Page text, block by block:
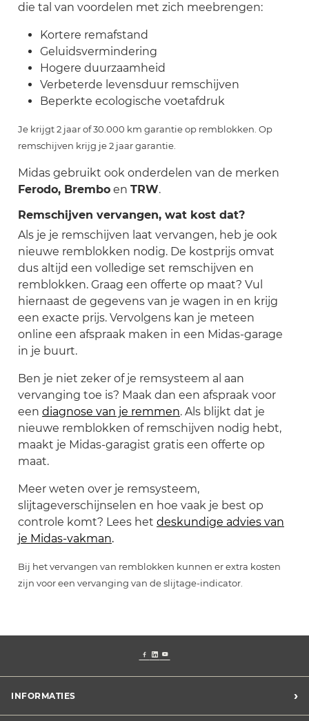
die tal van voordelen met zich meebrengen:
Kortere remafstand
Geluidsvermindering
Hogere duurzaamheid
Verbeterde levensduur remschijven
Beperkte ecologische voetafdruk
Je krijgt 2 jaar of 30.000 km garantie op remblokken. Op
remschijven krijg je 2 jaar garantie.
Midas gebruikt ook onderdelen van de merken
Ferodo, Brembo en TRW.
Remschijven vervangen, wat kost dat?
Als je je remschijven laat vervangen, heb je ook
nieuwe remblokken nodig. De kostprijs omvat
dus altijd een volledige set remschijven en
remblokken. Graag een offerte op maat? Vul
hiernaast de gegevens van je wagen in en krijg
een exacte prijs. Vervolgens kan je meteen
online een afspraak maken in een Midas-garage
in je buurt.
Ben je niet zeker of je remsysteem al aan
vervanging toe is? Maak dan een afspraak voor
een diagnose van je remmen. Als blijkt dat je
nieuwe remblokken of remschijven nodig hebt,
maakt je Midas-garagist gratis een offerte op
maat.
Meer weten over je remsysteem,
slijtageverschijnselen en hoe vaak je best op
controle komt? Lees het deskundige advies van
je Midas-vakman.
Bij het vervangen van remblokken kunnen er extra kosten
zijn voor een vervanging van de slijtage-indicator.
INFORMATIES ›